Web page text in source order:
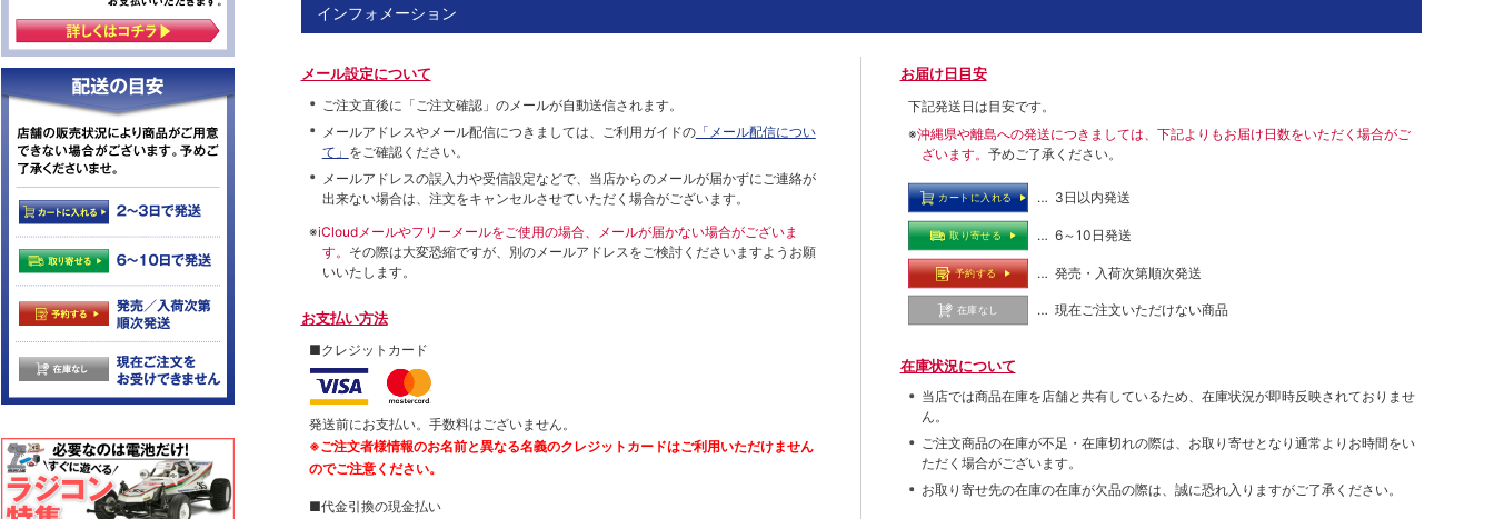
インフォメーション
メール設定について
ご注文直後に「ご注文確認」のメールが自動送信されます。
メールアドレスやメール配信につきましては、ご利用ガイドの「メール配信につい
て」 をご確認ください。
メールアドレスの誤入力や受信設定などで、当店からのメールが届かずにご連絡が
出来ない場合は、注文をキャンセルさせていただく場合がございます。
※iCloudメールやフリーメールをご使用の場合、メールが届かない場合がございま
す。 その際は大変恐縮ですが、別のメールアドレスをご検討くださいますようお願
いいたします。
お支払い方法
■クレジットカード
発送前にお支払い。手数料はございません。
※ご注文者様情報のお名前と異なる名義のクレジットカードはご利用いただけません
のでご注意ください。
■代金引換の現金払い
お届け日目安
下記発送日は目安です。
※沖縄県や離島への発送につきましては、下記よりもお届け日数をいただく場合がご
ざいます。 予めご了承ください。
カートに入れる … 3日以内発送
取り寄せる … 6～10日発送
予約する … 発売・入荷次第順次発送
在庫なし … 現在ご注文いただけない商品
在庫状況について
当店では商品在庫を店舗と共有しているため、在庫状況が即時反映されておりませ
ん。
ご注文商品の在庫が不足・在庫切れの際は、お取り寄せとなり通常よりお時間をい
ただく場合がございます。
お取り寄せ先の在庫の在庫が欠品の際は、誠に恐れ入りますがご了承ください。